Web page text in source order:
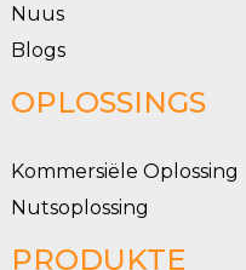
Nuus
Blogs
OPLOSSINGS
Kommersiële Oplossing
Nutsoplossing
PRODUKTE